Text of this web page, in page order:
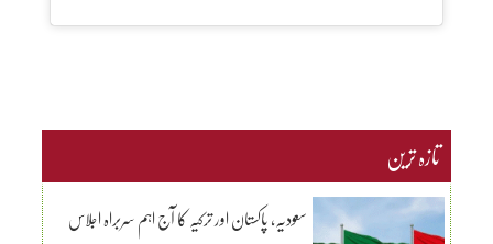
تازہ ترین
سعودیہ، پاکستان اور ترکیہ کا آج اہم سربراہ اجلاس